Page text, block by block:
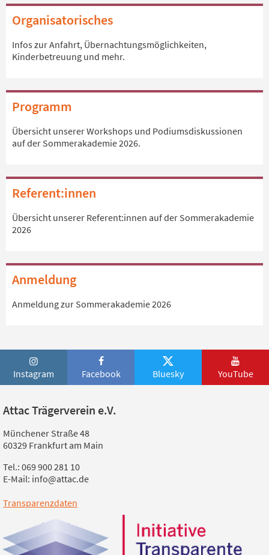
Organisatorisches
Infos zur Anfahrt, Übernachtungsmöglichkeiten,
Kinderbetreuung und mehr.
Programm
Übersicht unserer Workshops und Podiumsdiskussionen
auf der Sommerakademie 2026.
Referent:innen
Übersicht unserer Referent:innen auf der Sommerakademie
2026
Anmeldung
Anmeldung zur Sommerakademie 2026
Instagram Facebook Bluesky YouTube
Attac Trägerverein e.V.
Münchener Straße 48
60329 Frankfurt am Main
Tel.: 069 900 281 10
E-Mail: info@attac.de
Transparenzdaten